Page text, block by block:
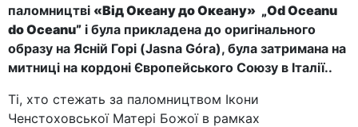
паломництві «Від Океану до Океану» „Od Oceanu
do Oceanu” і була прикладена до оригінального
образу на Ясній Горі (Jasna Góra), була затримана на
митниці на кордоні Європейського Союзу в Італії..
Ті, хто стежать за паломництвом Ікони
Ченстоховської Матері Божої в рамках